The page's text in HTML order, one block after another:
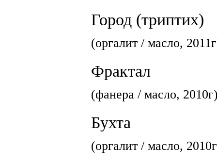
Город (триптих)
(оргалит / масло,
Фрактал
(фанера / масло,
Бухта
(оргалит / масло,